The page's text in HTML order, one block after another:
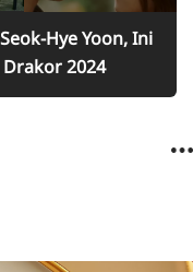
Hye Yoon, Ini
2024